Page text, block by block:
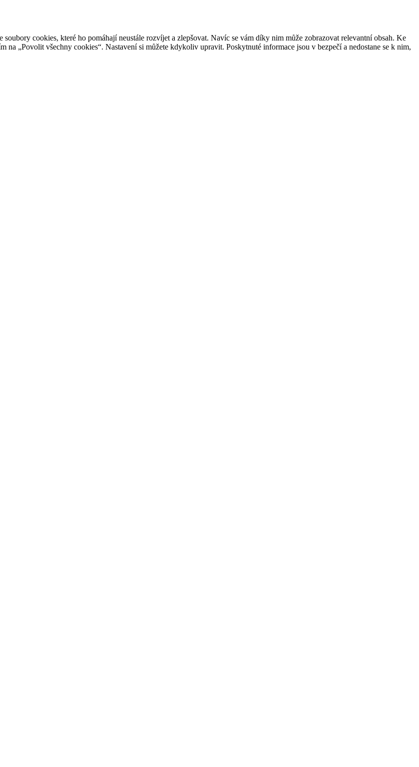
cookies, které ho pomáhají neustále rozvíjet a zlepšovat. Navíc se vám díky nim může zobrazovat relevantní obsah. Ke
na „Povolit všechny cookies“. Nastavení si můžete kdykoliv upravit. Poskytnuté informace jsou v bezpečí a nedostane se k nim,